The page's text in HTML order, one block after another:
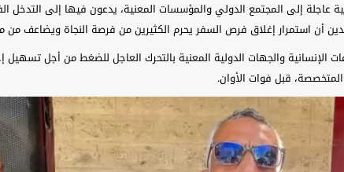
إلى المجتمع الدولي والمؤسسات المعنية، يدعون فيها إلى التدخل
أن استمرار إغلاق فرص السفر يحرم الكثيرين من فرصة النجاة ويضاعف من
الإنسانية والجهات الدولية المعنية بالتحرك العاجل للضغط من أجل تسهيل
قبل فوات الأوان.